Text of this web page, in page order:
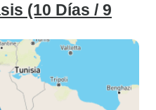
(10 Días / 9